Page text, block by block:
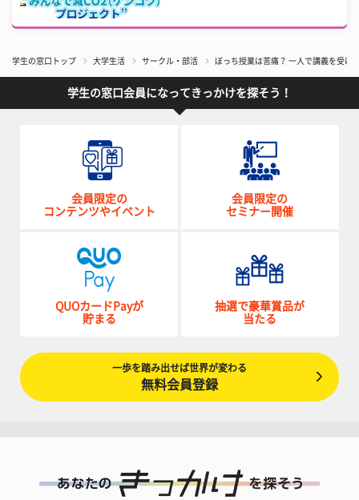
学生の窓口トップ 大学生活 サークル・部活 ぼっち授業は苦痛？ 一人で講義を受け
学生の窓口会員になってきっかけを探そう！
会員限定の
コンテンツやイベント
会員限定の
セミナー開催
QUOカードPayが
貯まる
抽選で豪華賞品が
当たる
一歩を踏み出せば世界が変わる
無料会員登録